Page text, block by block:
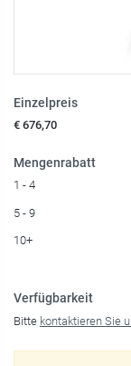
Einzelpreis
€ 676,70
Mengenrabatt
1 - 4
5 - 9
10+
Verfügbarkeit
Bitte kontaktieren Sie